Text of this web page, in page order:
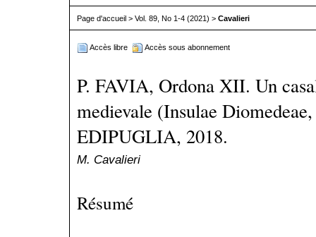
Page d'accueil > Vol. 89, No 1-4 (2021) > Cavalieri
Accès libre Accès sous abonnement
P. FAVIA, Ordona XII. Un
medievale (Insulae
EDIPUGLIA, 2018.
M. Cavalieri
Résumé